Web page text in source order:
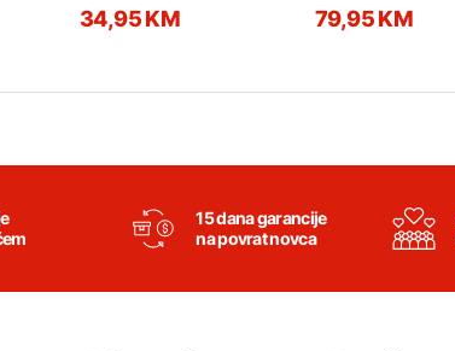
34,95 KM 79,95 KM
15 dana garancije
na povrat novca